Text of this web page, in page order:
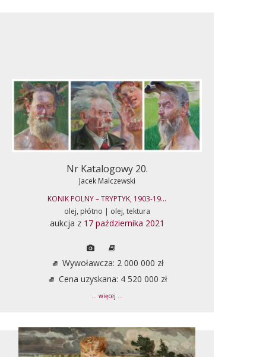
Nr Katalogowy 20.
Jacek Malczewski
KONIK POLNY – TRYPTYK, 1903-19...
olej, płótno | olej, tektura
aukcja z 17 października 2021
Wywoławcza: 2 000 000 zł
Cena uzyskana: 4 520 000 zł
... więcej ...